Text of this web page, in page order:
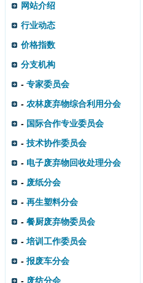
网站介绍
行业动态
价格指数
分支机构
- 专家委员会
- 农林废弃物综合利用分会
- 国际合作专业委员会
- 技术协作委员会
- 电子废弃物回收处理分会
- 废纸分会
- 再生塑料分会
- 餐厨废弃物委员会
-培训工作委员会
- 报废车分会
- 废纺分会